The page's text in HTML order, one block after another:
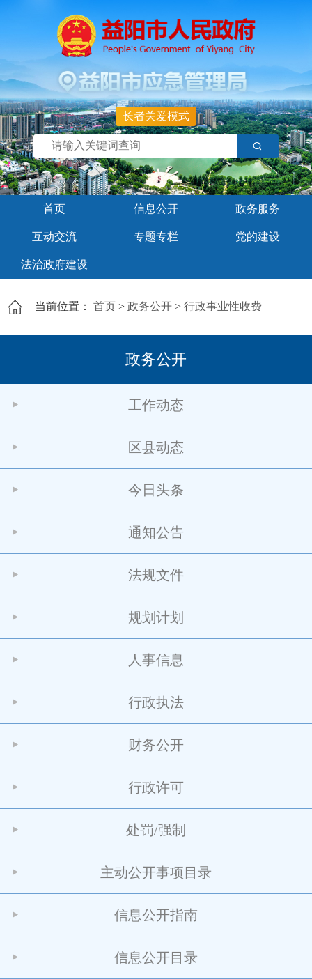
长者关爱模式
首页 信息公开 政务服务
互动交流 专题专栏 党的建设
法治政府建设
当前位置： 首页 > 政务公开 > 行政事业性收费
政务公开
工作动态
区县动态
今日头条
通知公告
法规文件
规划计划
人事信息
行政执法
财务公开
行政许可
处罚/强制
主动公开事项目录
信息公开指南
信息公开目录